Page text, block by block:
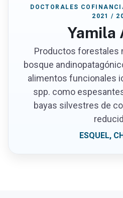
DOCTORALES
2021 /
Yamila
Productos forestales
bosque
alimentos funcionales
spp. como
bayas silvestres de
ESQUEL,